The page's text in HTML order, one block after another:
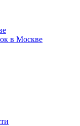
в Москве